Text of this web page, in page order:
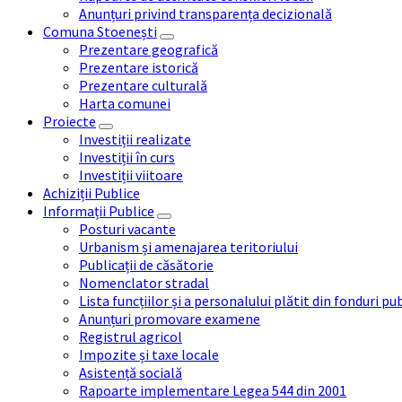
Anunțuri privind transparența decizională
Comuna Stoenești
Prezentare geografică
Prezentare istorică
Prezentare culturală
Harta comunei
Proiecte
Investiții realizate
Investiții în curs
Investiții viitoare
Achiziții Publice
Informații Publice
Posturi vacante
Urbanism și amenajarea teritoriului
Publicații de căsătorie
Nomenclator stradal
Lista funcțiilor și a personalului plătit din fonduri
Anunțuri promovare examene
Registrul agricol
Impozite și taxe locale
Asistență socială
Rapoarte implementare Legea 544 din 2001